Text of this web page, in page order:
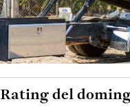
Rating del